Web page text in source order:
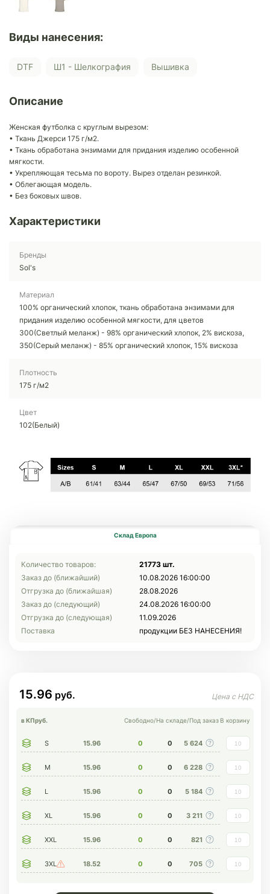
Виды нанесения:
DTF Ш1 - Шелкография Вышивка
Описание
Женская футболка с круглым вырезом:
• Ткань Джерси 175 г/м2.
• Ткань обработана энзимами для придания изделию особенной
мягкости.
• Укрепляющая тесьма по вороту. Вырез отделан резинкой.
• Облегающая модель.
• Без боковых швов.
Характеристики
Бренды
Sol's
Материал
100% органический хлопок, ткань обработана энзимами для
придания изделию особенной мягкости, для цветов
300(Светлый меланж) - 98% органический хлопок, 2% вискоза,
350(Серый меланж) - 85% органический хлопок, 15% вискоза
Плотность
175 г/м2
Цвет
102(Белый)
Склад Европа
Количество товаров:
21773 шт.
Заказ до (ближайший)
10.08.2026 16:00:00
Отгрузка до (ближайшая)
28.08.2026
Заказ до (следующий)
24.08.2026 16:00:00
Отгрузка до (следующая)
11.09.2026
Поставка
продукции БЕЗ НАНЕСЕНИЯ!
15.96
в КПруб. Свободно/На складе/Под заказ В корзину
S 15.96 0 0 5 624
M 15.96 0 0 6 228
L 15.96 0 0 5 184
XL 15.96 0 0 3 211
XXL 15.96 0 0 821
3XL 18.52 0 0 705